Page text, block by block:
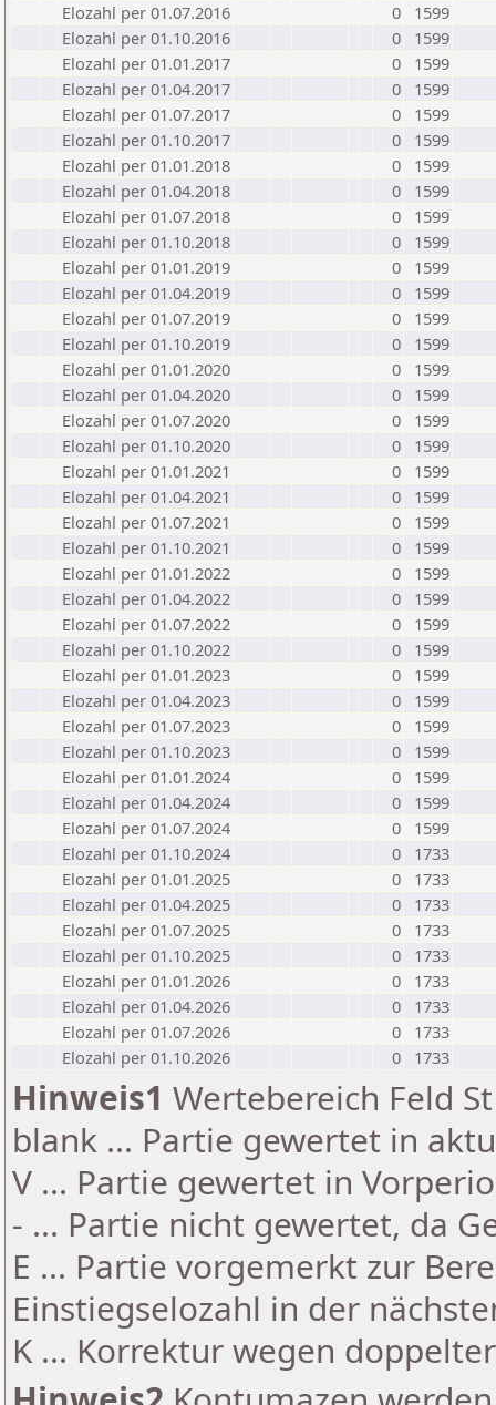
Elozahl per 01.07.2016
0
1599
Elozahl per 01.10.2016
0
1599
Elozahl per 01.01.2017
0
1599
Elozahl per 01.04.2017
0
1599
Elozahl per 01.07.2017
0
1599
Elozahl per 01.10.2017
0
1599
Elozahl per 01.01.2018
0
1599
Elozahl per 01.04.2018
0
1599
Elozahl per 01.07.2018
0
1599
Elozahl per 01.10.2018
0
1599
Elozahl per 01.01.2019
0
1599
Elozahl per 01.04.2019
0
1599
Elozahl per 01.07.2019
0
1599
Elozahl per 01.10.2019
0
1599
Elozahl per 01.01.2020
0
1599
Elozahl per 01.04.2020
0
1599
Elozahl per 01.07.2020
0
1599
Elozahl per 01.10.2020
0
1599
Elozahl per 01.01.2021
0
1599
Elozahl per 01.04.2021
0
1599
Elozahl per 01.07.2021
0
1599
Elozahl per 01.10.2021
0
1599
Elozahl per 01.01.2022
0
1599
Elozahl per 01.04.2022
0
1599
Elozahl per 01.07.2022
0
1599
Elozahl per 01.10.2022
0
1599
Elozahl per 01.01.2023
0
1599
Elozahl per 01.04.2023
0
1599
Elozahl per 01.07.2023
0
1599
Elozahl per 01.10.2023
0
1599
Elozahl per 01.01.2024
0
1599
Elozahl per 01.04.2024
0
1599
Elozahl per 01.07.2024
0
1599
Elozahl per 01.10.2024
0
1733
Elozahl per 01.01.2025
0
1733
Elozahl per 01.04.2025
0
1733
Elozahl per 01.07.2025
0
1733
Elozahl per 01.10.2025
0
1733
Elozahl per 01.01.2026
0
1733
Elozahl per 01.04.2026
0
1733
Elozahl per 01.07.2026
0
1733
Elozahl per 01.10.2026
0 1733
Hinweis1 Wertebereich Feld
blank ... Partie gewertet in
V ... Partie gewertet in
- ... Partie nicht gewertet, da
E ... Partie vorgemerkt zur
Einstiegselozahl in der
K ... Korrektur wegen